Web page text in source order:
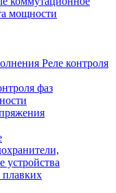
мощности
Реле контроля
фаз
устройства